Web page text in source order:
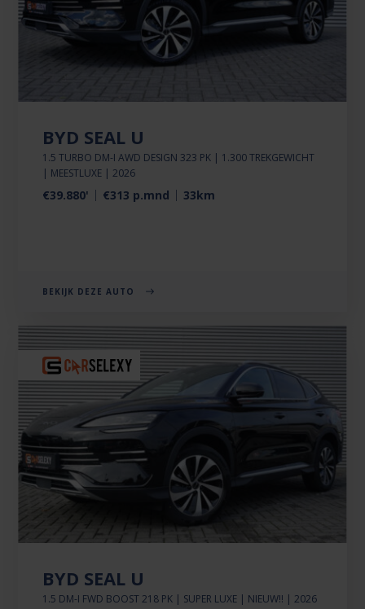
BYD SEAL U
1.5 TURBO DM-I AWD DESIGN 323 PK | 1.300 TREKGEWICHT
| MEESTLUXE | 2026
€39.880' €313 p.mnd 33km
BEKIJK DEZE AUTO
BYD SEAL U
1.5 DM-I FWD BOOST 218 PK | SUPER LUXE | NIEUW!! | 2026